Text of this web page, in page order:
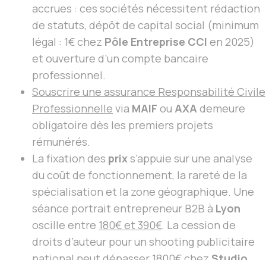
accrues : ces sociétés nécessitent rédaction
de statuts, dépôt de capital social (minimum
légal : 1€ chez Pôle Entreprise CCI en 2025)
et ouverture d’un compte bancaire
professionnel.
Souscrire une assurance Responsabilité Civile
Professionnelle via MAIF ou AXA demeure
obligatoire dès les premiers projets
rémunérés.
La fixation des prixs’appuie sur une analyse
du coût de fonctionnement, la rareté de la
spécialisation et la zone géographique. Une
séance portrait entrepreneur B2B à Lyon
oscille entre 180€ et 390€. La cession de
droits d’auteur pour un shooting publicitaire